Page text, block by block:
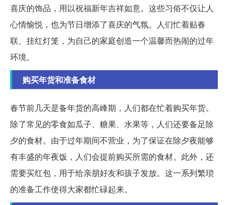
喜庆的饰品，用以祝福新年吉祥如意。这些习俗不仅让人
心情愉悦，也为节日增添了喜庆的气氛。人们忙着贴春
联、挂红灯笼，为自己的家庭创造一个温馨而热闹的过年
环境。
购买年货和准备食材
春节前几天是备年货的高峰期，人们都在忙着购买年货。
除了常见的零食如瓜子、糖果、水果等，人们还要备足除
夕的食材。由于过年期间不营业，为了保证在除夕夜能够
有丰盛的年夜饭，人们会提前购买所需的食材。此外，还
需要买红包，用于给亲朋好友和孩子发放。这一系列繁琐
的准备工作使得大家都忙碌起来。